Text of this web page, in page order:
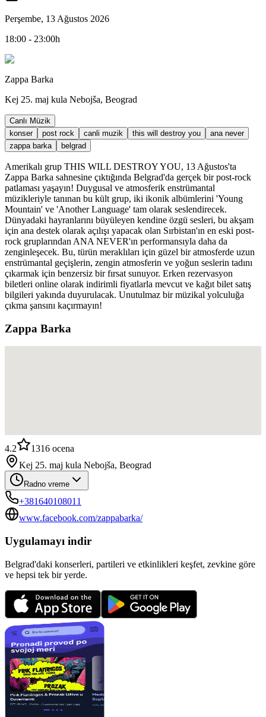
Perşembe, 13 Ağustos 2026
18:00 - 23:00h
Zappa Barka
Kej 25. maj kula Nebojša, Beograd
Canlı Müzik
konser
post rock canli muzik this will destroy you
ana never
zappa barka
belgrad
Amerikalı grup THIS WILL DESTROY YOU, 13 Ağustos'ta
Zappa Barka sahnesine çıktığında Belgrad'da gerçek bir post-rock
patlaması yaşayın! Duygusal ve atmosferik enstrümantal
müzikleriyle tanınan bu kült grup, iki ikonik albümlerini 'Young
Mountain' ve 'Another Language' tam olarak seslendirecek.
Dünyadaki hayranlarını büyüleyen kendine özgü sesleri, bu akşam
için ana destek olarak açılışı yapacak olan Sırbistan'ın en eski post-
rock gruplarından ANA NEVER'ın performansıyla daha da
zenginleşecek. Bu, türün meraklıları için güzel bir atmosferde uzun
enstrümantal geçişlerin, zengin atmosferin ve yoğun seslerin tadını
çıkarmak için benzersiz bir fırsat sunuyor. Erken rezervasyon
biletleri online olarak indirimli fiyatlarla mevcut ve kağıt bilet satış
bilgileri yakında duyurulacak. Unutulmaz bir müzikal yolculuğa
çıkma şansını kaçırmayın!
Zappa Barka
4.2 1316 ocena
Kej 25. maj kula Nebojša, Beograd
Radno vreme
+381640108011
www.facebook.com/zappabarka/
Uygulamayı indir
Belgrad'daki konserleri, partileri ve etkinlikleri keşfet, zevkine göre
ve hepsi tek bir yerde.